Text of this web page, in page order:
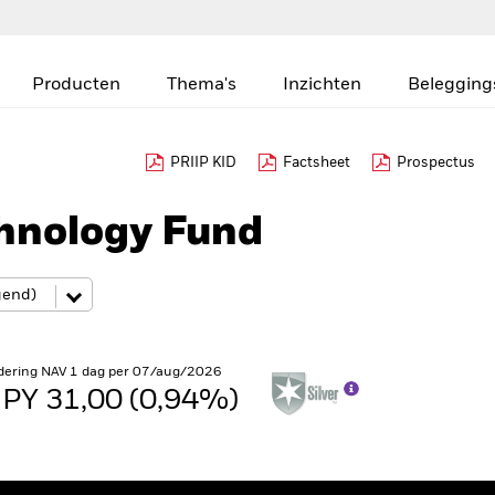
Producten Thema's Inzichten
PRIIP KID Factsheet Prospectus
Fund
NAV 1 dag per 07/aug/2026
31,00 (0,94%)